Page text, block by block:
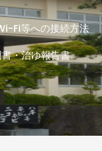
Fi等への接続方法
・治ゆ報告書